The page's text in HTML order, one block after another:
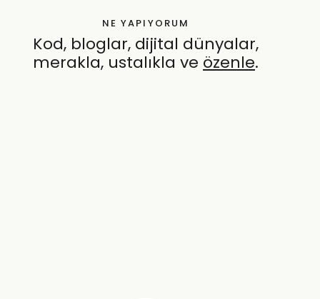
NE YAPIYORUM
Kod, bloglar, dijital dünyalar,
merakla, ustalıkla ve özenle.